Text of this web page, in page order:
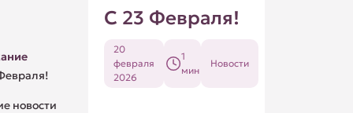
С 23 Февраля!
20
февраля
2026
1
мин
Новости
новости